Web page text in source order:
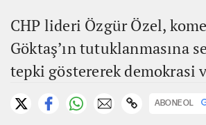
CHP lideri Özgür Özel,
Göktaş’ın tutuklanmasına
tepki göstererek demokrasi
ABONE OL